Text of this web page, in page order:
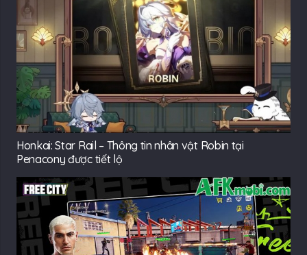
Honkai: Star Rail – Thông tin nhân vật Robin tại
Penacony được tiết lộ